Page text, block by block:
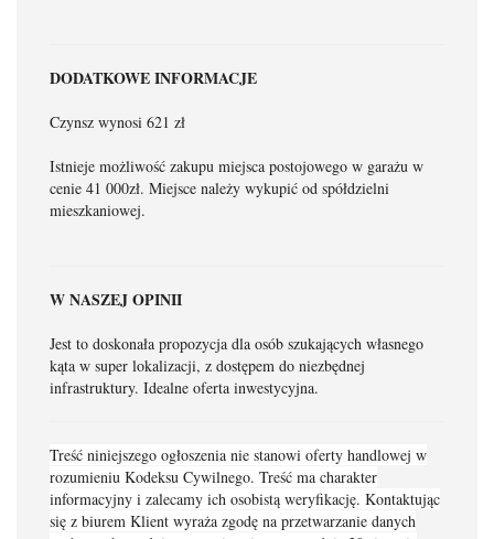
DODATKOWE INFORMACJE
Czynsz wynosi 621 zł
Istnieje możliwość zakupu miejsca postojowego w garażu w
cenie 41 000zł. Miejsce należy wykupić od spółdzielni
mieszkaniowej.
W NASZEJ OPINII
Jest to doskonała propozycja dla osób szukających własnego
kąta w super lokalizacji, z dostępem do niezbędnej
infrastruktury. Idealne oferta inwestycyjna.
Treść niniejszego ogłoszenia nie stanowi oferty handlowej w
rozumieniu Kodeksu Cywilnego. Treść ma charakter
informacyjny i zalecamy ich osobistą weryfikację. Kontaktując
się z biurem Klient wyraża zgodę na przetwarzanie danych